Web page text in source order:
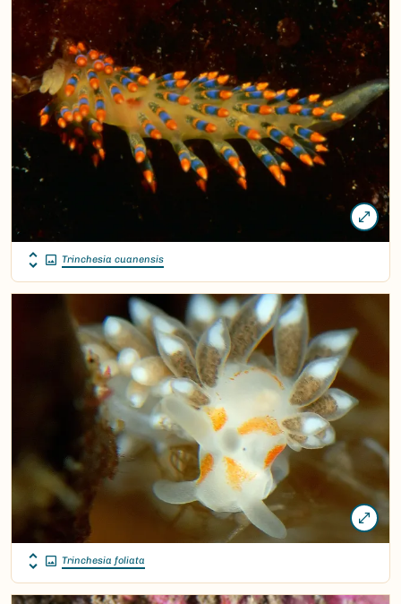
Trinchesia cuanensis
Trinchesia foliata